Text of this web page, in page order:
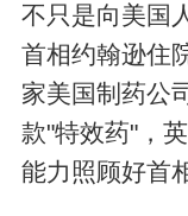
不只是向美国
首相约翰逊住
家美国制药公
款"特效药"，
能力照顾好首